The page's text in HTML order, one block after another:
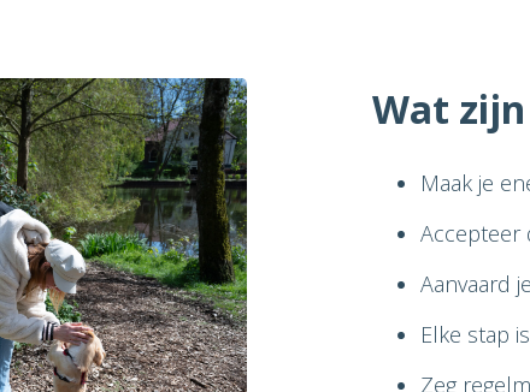
Wat
Maak je
Accepteer
Aanvaard
Elke stap
Zeg